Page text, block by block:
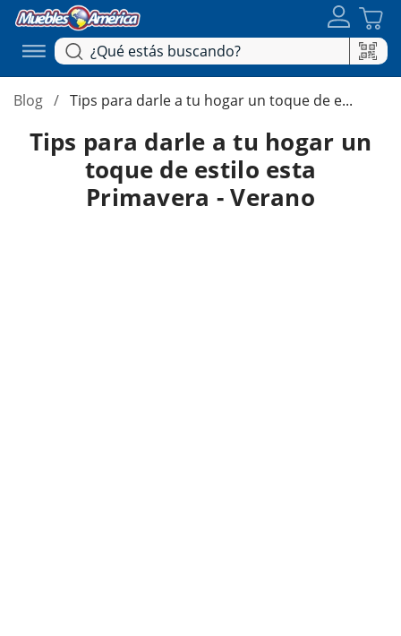
Blog Tips para darle a tu hogar un toque de e...
Tips para darle a tu hogar un
toque de estilo esta
Primavera - Verano